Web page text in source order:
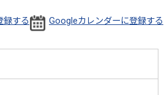
録する Googleカレンダーに登録する